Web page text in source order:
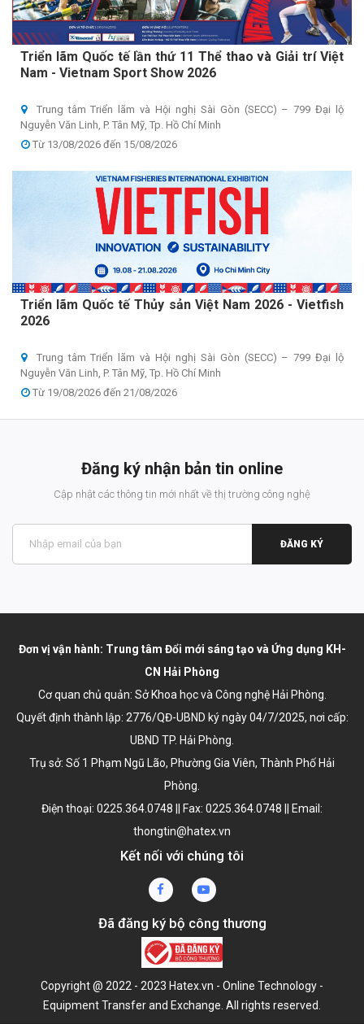
Triển lãm Quốc tế lần thứ 11 Thể thao và Giải trí Việt
Nam - Vietnam Sport Show 2026
Trung tâm Triển lãm và Hội nghị Sài Gòn (SECC) – 799 Đại lộ
Nguyễn Văn Linh, P. Tân Mỹ, Tp. Hồ Chí Minh
Từ 13/08/2026 đến 15/08/2026
Triển lãm Quốc tế Thủy sản Việt Nam 2026 - Vietfish
2026
Trung tâm Triển lãm và Hội nghị Sài Gòn (SECC) – 799 Đại lộ
Nguyễn Văn Linh, P. Tân Mỹ, Tp. Hồ Chí Minh
Từ 19/08/2026 đến 21/08/2026
Đăng ký nhận bản tin online
Cập nhật các thông tin mới nhất về thị trường công nghệ
ĐĂNG KÝ
Đơn vị vận hành: Trung tâm Đổi mới sáng tạo và Ứng dụng KH-
CN Hải Phòng
Cơ quan chủ quản: Sở Khoa học và Công nghệ Hải Phòng.
Quyết định thành lập: 2776/QĐ-UBND ký ngày 04/7/2025, nơi cấp:
UBND TP. Hải Phòng.
Trụ sở: Số 1 Phạm Ngũ Lão, Phường Gia Viên, Thành Phố Hải
Phòng.
Điện thoại: 0225.364.0748 || Fax: 0225.364.0748 || Email:
thongtin@hatex.vn
Kết nối với chúng tôi
Đã đăng ký bộ công thương
Copyright @ 2022 - 2023 Hatex.vn - Online Technology -
Equipment Transfer and Exchange. All rights reserved.